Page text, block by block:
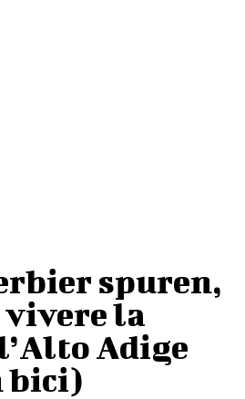
spuren,
vivere la
Adige
bici)